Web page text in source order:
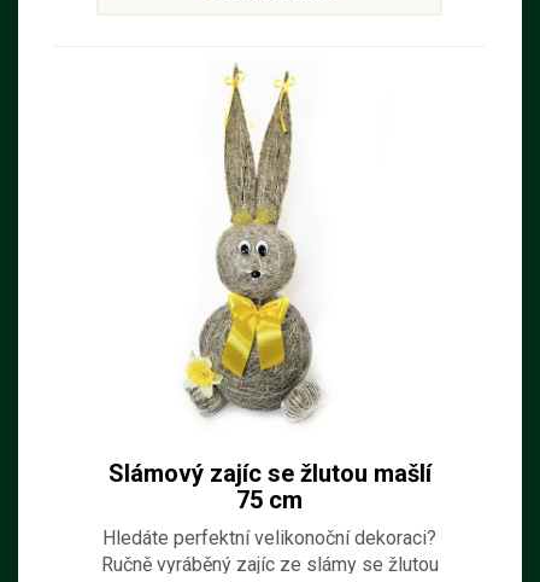
Slámový zajíc se žlutou mašlí
75 cm
Hledáte perfektní velikonoční dekoraci?
Ručně vyráběný zajíc ze slámy se žlutou